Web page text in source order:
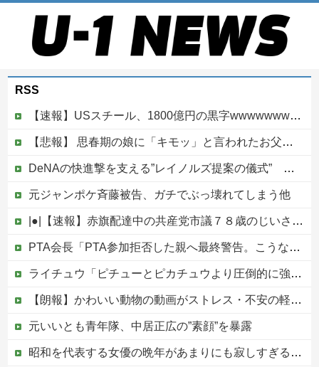
RSS
【速報】USスチール、1800億円の黒字wwwwwwwwwwwwwwwwwwwwwwww
【悲報】 思春期の娘に「キモッ」と言われたお父さん、グレるｗｗｗｗｗｗｗ
DeNAの快進撃を支える”レイノルズ提案の儀式” 決勝2ランの宮下が明かす「儀式を始めてから、チームが一つになっている」
元ジャンポケ斉藤被告、ガチでぶっ壊れてしまう他
|●|【速報】赤旗配達中の共産党市議７８歳のじいさん、左に寄りすぎたか車で民家当て逃げ
PTA会長「PTA参加拒否した親へ最終警告。こうなってもいい？」
ライチュウ「ピチューとピカチュウより圧倒的に強いですｗｗｗｗ」←こいつが不人気な理由
【朗報】かわいい動物の動画がストレス・不安の軽減になる可能性。英大学の研究で実証
元いいとも青年隊、中居正広の”素顔”を暴露
昭和を代表する女優の晩年があまりにも寂しすぎる！と話題に、自身の子供を餓死する寸前までネグレクトした挙句……